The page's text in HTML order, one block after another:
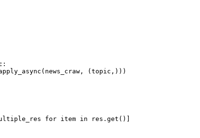
(topic,)))
for item in res.get()]